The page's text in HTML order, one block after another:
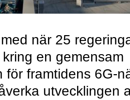
när 25
en gemensam
för framtidens 6G-
utvecklingen